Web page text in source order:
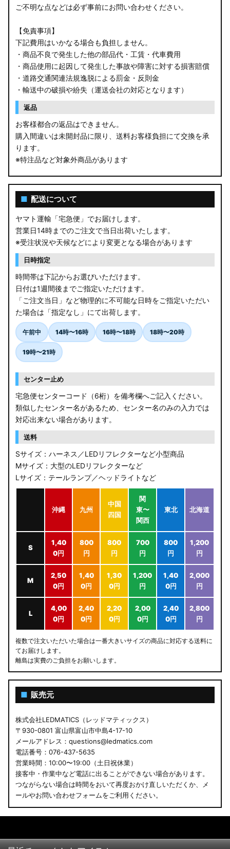
ご不明な点などは必ず事前にお問い合わせください。
【免責事項】
下記費用はいかなる場合も負担しません。
・商品不良で発生した他の部品代・工賃・代車費用
・商品使用に起因して発生した事故や障害に対する損害賠償
・道路交通関連法規逸脱による罰金・反則金
・輸送中の破損や紛失（運送会社の対応となります）
返品
お客様都合の返品はできません。
購入間違いは未開封品に限り、送料お客様負担にて交換を承
ります。
※特注品など対象外商品があります
■ 配送について
ヤマト運輸「宅急便」でお届けします。
営業日14時までのご注文で当日出荷いたします。
※受注状況や天候などにより変更となる場合があります
日時指定
時間帯は下記からお選びいただけます。
日付は1週間後までご指定いただけます。
「ご注文当日」など物理的に不可能な日時をご指定いただい
た場合は「指定なし」にて出荷します。
午前中 14時〜16時 16時〜18時 18時〜20時
19時〜21時
センター止め
宅急便センターコード（6桁）を備考欄へご記入ください。
類似したセンター名があるため、センター名のみの入力では
対応出来ない場合があります。
送料
Sサイズ：ハーネス／LEDリフレクターなど小型商品
Mサイズ：大型のLEDリフレクターなど
Lサイズ：テールランプ／ヘッドライトなど
沖縄 九州
中国
四国
関
東〜
関西
東北 北海道
S
1,40
0円
800
円
800
円
700
円
800
円
1,200
円
M
2,50
0円
1,40
0円
1,30
0円
1,200
円
1,40
0円
2,000
円
L
4,00
0円
2,40
0円
2,20
0円
2,00
0円
2,40
0円
2,800
円
複数で注文いただいた場合は一番大きいサイズの商品に対応する送料に
てお届けします。
離島は実費のご負担をお願いします。
■ 販売元
株式会社LEDMATICS（レッドマティックス）
〒930-0801 富山県富山市中島4-17-10
メールアドレス：questions@ledmatics.com
電話番号：076-437-5635
営業時間：10:00〜19:00（土日祝休業）
接客中・作業中など電話に出ることができない場合があります。
つながらない場合は時間をおいて再度おかけ直しいただくか、メ
ールやお問い合わせフォームをご利用ください。